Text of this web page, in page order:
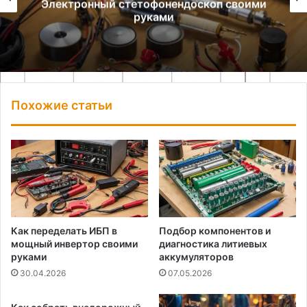
Электронный стетофонендоскоп своими
руками
Похожие статьи
Как переделать ИБП в
мощный инвертор своими
руками
30.04.2026
Подбор компонентов и
диагностика литиевых
аккумуляторов
07.05.2026